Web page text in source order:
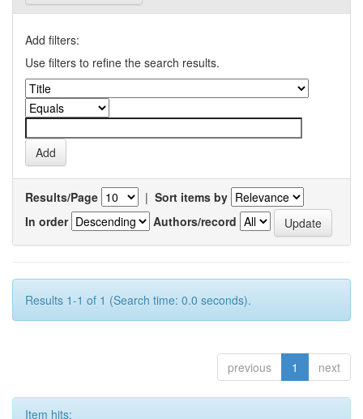
Add filters:
Use filters to refine the search results.
Results/Page | Sort items by
In order
Authors/record
Results 1-1 of 1 (Search time: 0.0 seconds).
previous 1 next
Item hits: